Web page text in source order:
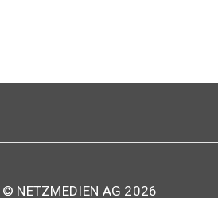
© NETZMEDIEN AG 2026